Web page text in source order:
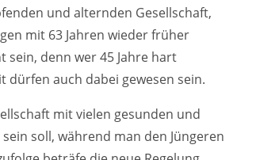
und alternden Gesellschaft,
mit 63 Jahren wieder früher
sein, denn wer 45 Jahre hart
dürfen auch dabei gewesen sein.
mit vielen gesunden und
soll, während man den Jüngeren